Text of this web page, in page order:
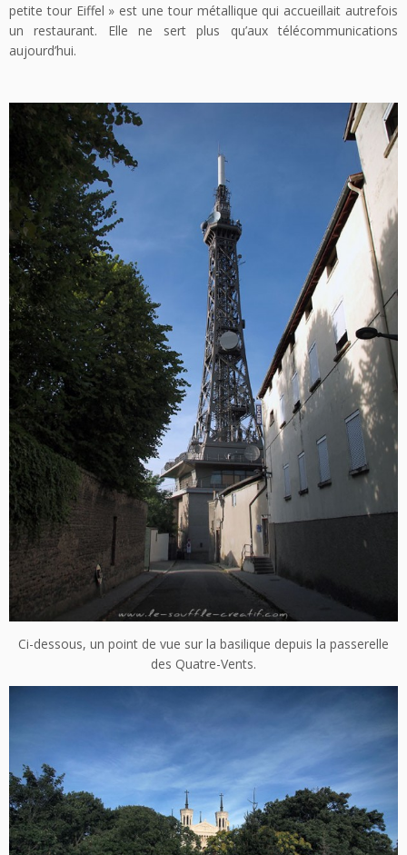
petite tour Eiffel » est une tour métallique qui accueillait autrefois
un restaurant. Elle ne sert plus qu’aux télécommunications
aujourd’hui.
Ci-dessous, un point de vue sur la basilique depuis la passerelle
des Quatre-Vents.